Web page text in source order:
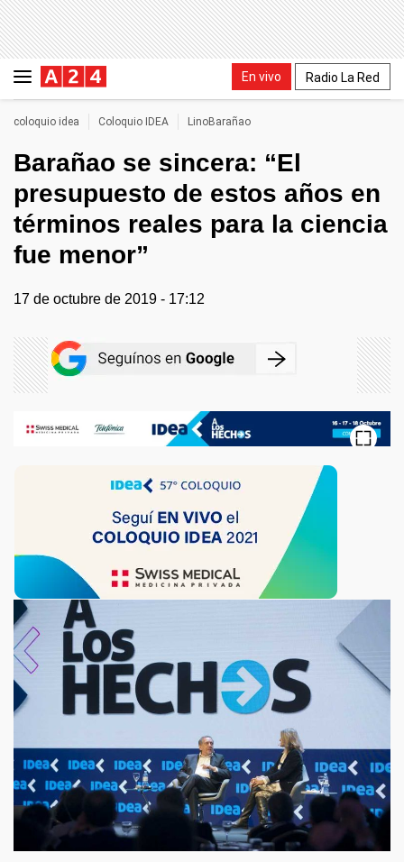
En vivo Radio La Red
coloquio idea Coloquio IDEA LinoBarañao
Barañao se sincera: “El
presupuesto de estos años en
términos reales para la ciencia
fue menor”
17 de octubre de 2019 - 17:12